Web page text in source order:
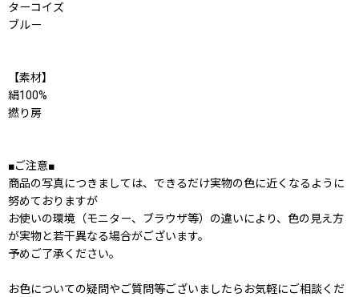
ターコイズ
ブルー
【素材】
絹100%
撚り房
■ご注意■
商品の写真につきましては、できるだけ実物の色に近くなるように
努めておりますが
お使いの環境（モニター、ブラウザ等）の違いにより、色の見え方
が実物と若干異なる場合がございます。
予めご了承ください。
お色についての疑問やご質問等ございましたらお気軽にご相談くだ